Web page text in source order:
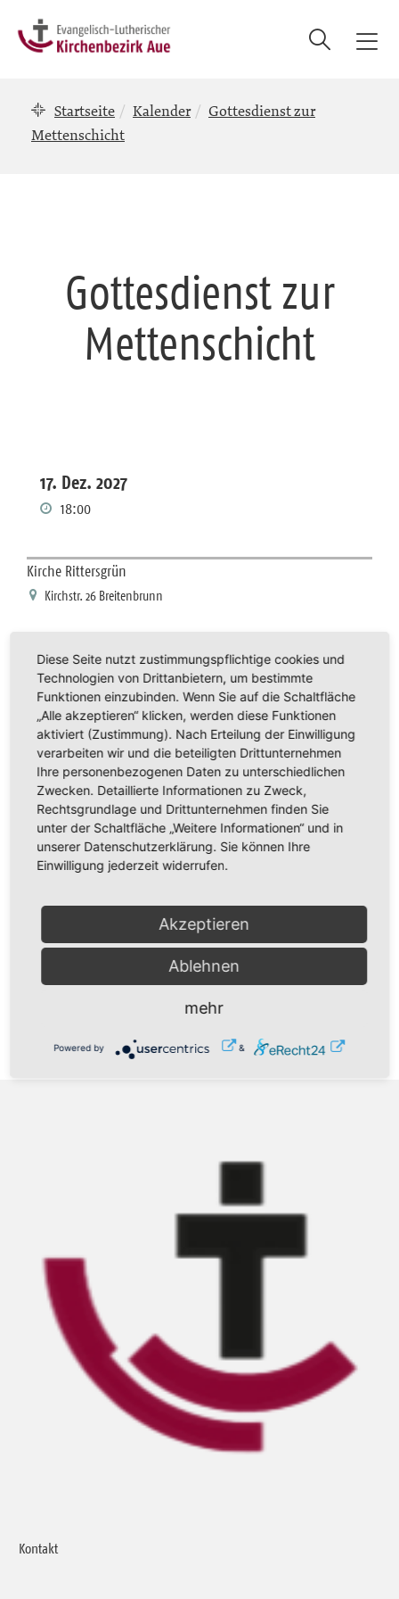
T
Suche
Startseite Kalender
Gottesdienst zur
Mettenschicht
Gottesdienst zur
Mettenschicht
17. Dez. 2027
18:00
Kirche Rittersgrün
Kirchstr. 26 Breitenbrunn
Ort
Kirche Rittersgrün
Kirchstr. 26
08359 Breitenbrunn
Zielgruppe
Alle
Veranstalter
KG Breitenbrunn
Hauptstr. 161
kg.breitenbrunn@evlks.de
https://www.kirche-breitenbrunn.de/
Kontakt
Diese Seite nutzt zustimmungspflichtige cookies und
Technologien von Drittanbietern, um bestimmte
Funktionen einzubinden. Wenn Sie auf die Schaltfläche
„Alle akzeptieren“ klicken, werden diese Funktionen
aktiviert (Zustimmung). Nach Erteilung der Einwilligung
verarbeiten wir und die beteiligten Drittunternehmen
Ihre personenbezogenen Daten zu unterschiedlichen
Zwecken. Detaillierte Informationen zu Zweck,
Rechtsgrundlage und Drittunternehmen finden Sie
unter der Schaltfläche „Weitere Informationen“ und in
unserer Datenschutzerklärung. Sie können Ihre
Einwilligung jederzeit widerrufen.
Akzeptieren
Ablehnen
mehr
Powered by &